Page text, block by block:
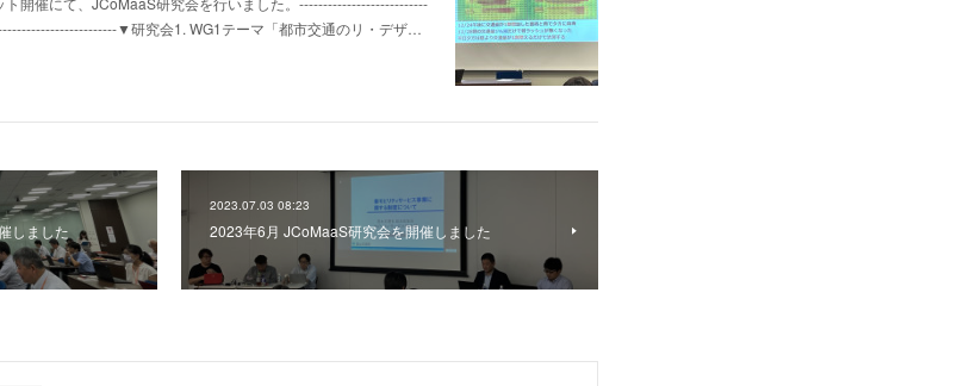
▼研究会1. WG1テーマ「都市交通のリ・デザ…
しました
2023.07.03 08:23
2023年6月 JCoMaaS研究会を開催しました